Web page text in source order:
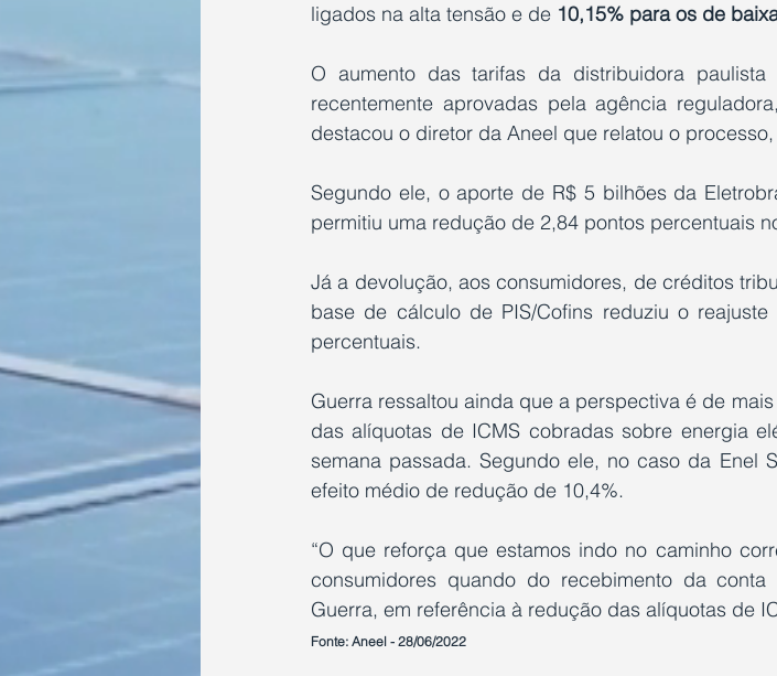
ligados na alta tensão e de 10,15% para os de
O aumento das tarifas da distribuidora
recentemente aprovadas pela agência
destacou o diretor da Aneel que relatou o
Segundo ele, o aporte de R$ 5 bilhões da
permitiu uma redução de 2,84 pontos percentuais
Já a devolução, aos consumidores, de créditos
base de cálculo de PIS/Cofins reduziu o
percentuais.
Guerra ressaltou ainda que a perspectiva é de
das alíquotas de ICMS cobradas sobre energia
semana passada. Segundo ele, no caso da Enel
efeito médio de redução de 10,4%.
“O que reforça que estamos indo no caminho
consumidores quando do recebimento da conta
Guerra, em referência à redução das alíquotas de
Fonte: Aneel - 28/06/2022